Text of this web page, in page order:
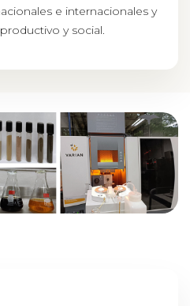
e internacionales y
y social.